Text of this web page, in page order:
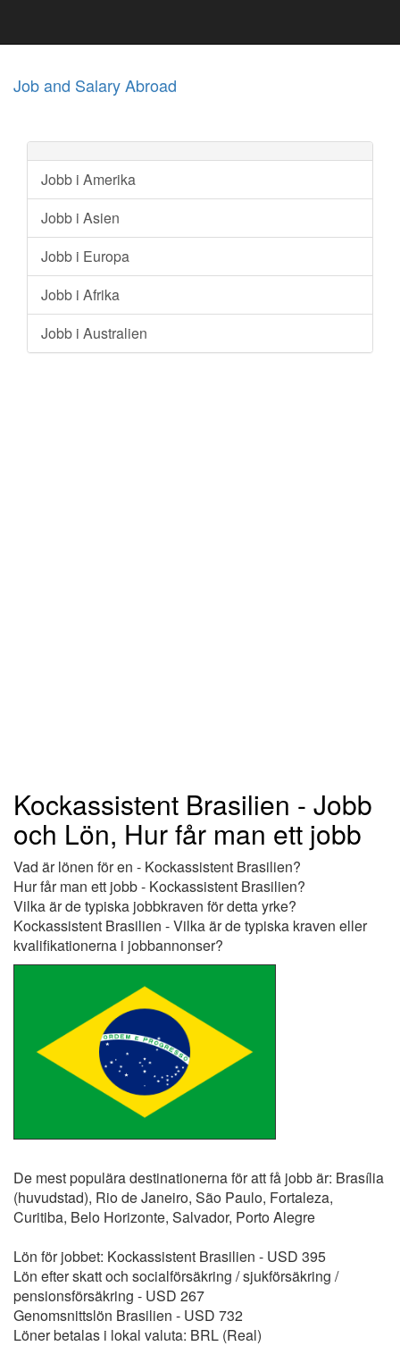
Job and Salary Abroad
Jobb i Amerika
Jobb i Asien
Jobb i Europa
Jobb i Afrika
Jobb i Australien
Kockassistent Brasilien - Jobb
och Lön, Hur får man ett jobb
Vad är lönen för en - Kockassistent Brasilien?
Hur får man ett jobb - Kockassistent Brasilien?
Vilka är de typiska jobbkraven för detta yrke?
Kockassistent Brasilien - Vilka är de typiska kraven eller
kvalifikationerna i jobbannonser?
De mest populära destinationerna för att få jobb är: Brasília
(huvudstad), Rio de Janeiro, São Paulo, Fortaleza,
Curitiba, Belo Horizonte, Salvador, Porto Alegre
Lön för jobbet: Kockassistent Brasilien - USD 395
Lön efter skatt och socialförsäkring / sjukförsäkring /
pensionsförsäkring - USD 267
Genomsnittslön Brasilien - USD 732
Löner betalas i lokal valuta: BRL (Real)